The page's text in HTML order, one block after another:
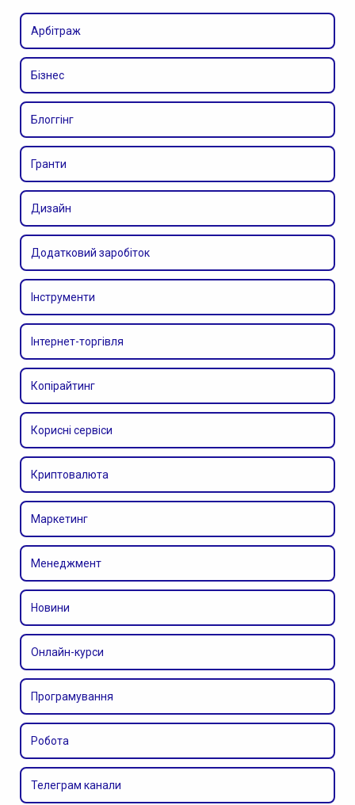
Арбітраж
Бізнес
Блоггінг
Гранти
Дизайн
Додатковий заробіток
Інструменти
Інтернет-торгівля
Копірайтинг
Корисні сервіси
Криптовалюта
Маркетинг
Менеджмент
Новини
Онлайн-курси
Програмування
Робота
Телеграм канали